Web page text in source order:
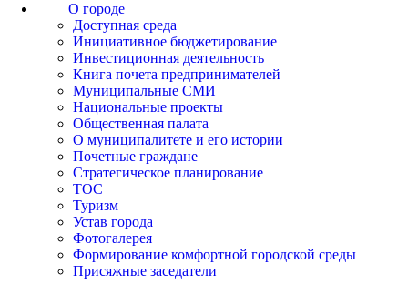
О городе
Доступная среда
Инициативное бюджетирование
Инвестиционная деятельность
Книга почета предпринимателей
Муниципальные СМИ
Национальные проекты
Общественная палата
О муниципалитете и его истории
Почетные граждане
Стратегическое планирование
ТОС
Туризм
Устав города
Фотогалерея
Формирование комфортной городской среды
Присяжные заседатели